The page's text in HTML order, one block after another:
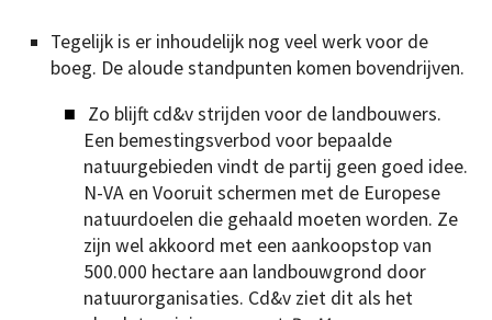
Tegelijk is er inhoudelijk nog veel werk voor de
boeg. De aloude standpunten komen bovendrijven.
Zo blijft cd&v strijden voor de landbouwers.
Een bemestingsverbod voor bepaalde
natuurgebieden vindt de partij geen goed idee.
N-VA en Vooruit schermen met de Europese
natuurdoelen die gehaald moeten worden. Ze
zijn wel akkoord met een aankoopstop van
500.000 hectare aan landbouwgrond door
natuurorganisaties. Cd&v ziet dit als het